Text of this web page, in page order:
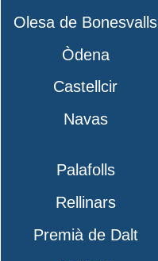
Olesa de Bonesvalls
Òdena
Castellcir
Navas
Palafolls
Rellinars
Premià de Dalt